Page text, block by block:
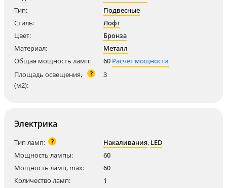
Тип:
Подвесные
Стиль:
Лофт
Цвет:
Бронза
Материал:
Металл
Общая мощность ламп:
60 Расчет мощности
Площадь освещения,
(м2):
? 3
Электрика
Тип ламп: ? Накаливания, LED
Мощность лампы:
60
Мощность ламп, max:
60
Количество ламп:
1